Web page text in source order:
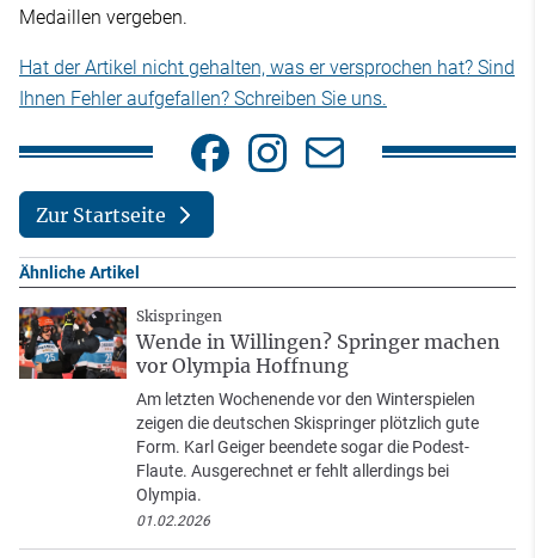
Medaillen vergeben.
Hat der Artikel nicht gehalten, was er versprochen hat? Sind
Ihnen Fehler aufgefallen? Schreiben Sie uns.
Zur Startseite
Ähnliche Artikel
Skispringen
Wende in Willingen? Springer machen
vor Olympia Hoffnung
Am letzten Wochenende vor den Winterspielen
zeigen die deutschen Skispringer plötzlich gute
Form. Karl Geiger beendete sogar die Podest-
Flaute. Ausgerechnet er fehlt allerdings bei
Olympia.
01.02.2026